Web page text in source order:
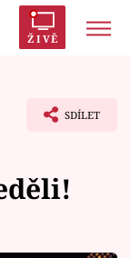
ŽIVĚ
SDÍLET